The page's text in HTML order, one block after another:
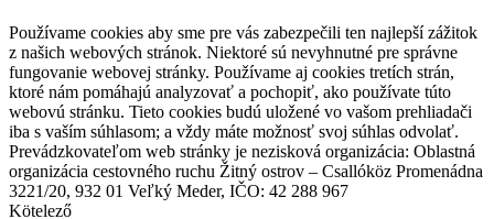
Používame cookies aby sme pre vás zabezpečili ten najlepší zážitok
z našich webových stránok. Niektoré sú nevyhnutné pre správne
fungovanie webovej stránky. Používame aj cookies tretích strán,
ktoré nám pomáhajú analyzovať a pochopiť, ako používate túto
webovú stránku. Tieto cookies budú uložené vo vašom prehliadači
iba s vaším súhlasom; a vždy máte možnosť svoj súhlas odvolať.
Prevádzkovateľom web stránky je nezisková organizácia: Oblastná
organizácia cestovného ruchu Žitný ostrov – Csallóköz Promenádna
3221/20, 932 01 Veľký Meder, IČO: 42 288 967
Kötelező